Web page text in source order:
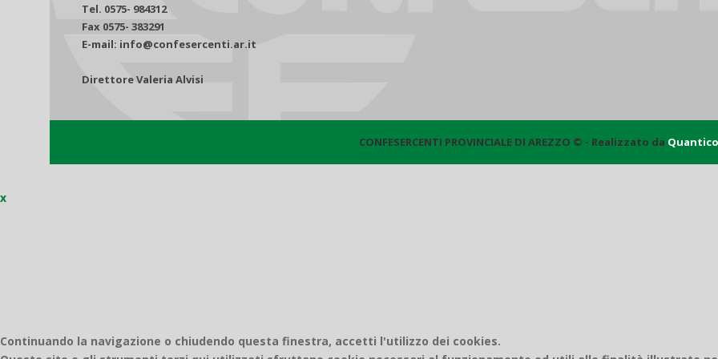
Tel. 0575- 984312
Fax 0575- 383291
E-mail: info@confesercenti.ar.it
Direttore Valeria Alvisi
CONFESERCENTI PROVINCIALE DI AREZZO © - Realizzato da Quantico
x
Continuando la navigazione o chiudendo questa finestra, accetti l'utilizzo dei cookies.